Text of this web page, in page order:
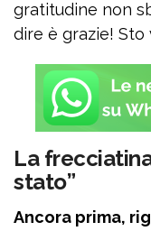
gratitudine non
dire è grazie! Sto
La
stato”
Ancora prima,